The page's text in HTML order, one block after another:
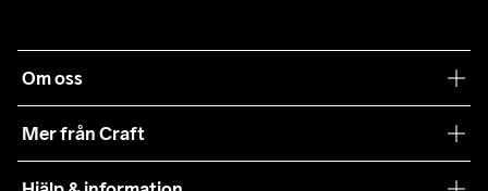
Om oss
Mer från Craft